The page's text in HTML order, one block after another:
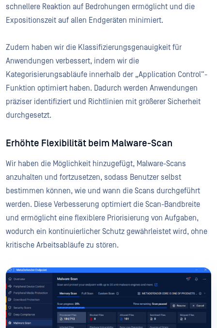
schnellere Reaktion auf Bedrohungen ermöglicht und die
Expositionszeit auf allen Endgeräten minimiert.
Zudem haben wir die Klassifizierungsgenauigkeit für
Anwendungen verbessert, indem wir die
Kategorisierungsabläufe innerhalb der „Application Control“-
Funktion optimiert haben. Dadurch werden Anwendungen
präziser identifiziert und Richtlinien mit größerer Sicherheit
durchgesetzt.
Erhöhte Flexibilität beim Malware-Scan
Wir haben die Möglichkeit hinzugefügt, Malware-Scans
anzuhalten und fortzusetzen, sodass Benutzer selbst
bestimmen können, wie und wann die Scans durchgeführt
werden. Diese Verbesserung optimiert die Scan-Bandbreite
und ermöglicht eine flexiblere Priorisierung von Aufgaben,
wodurch ein kontinuierlicher Schutz gewährleistet wird, ohne
kritische Arbeitsabläufe zu stören.